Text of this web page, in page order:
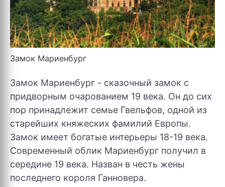
Замок Мариенбург
Замок Мариенбург - сказочный замок с
придворным очарованием 19 века. Он до сих
пор принадлежит семье Гвельфов, одной из
старейших княжеских фамилий Европы.
Замок имеет богатые интерьеры 18-19 века.
Современный облик Мариенбург получил в
середине 19 века. Назван в честь жены
последнего короля Ганновера.